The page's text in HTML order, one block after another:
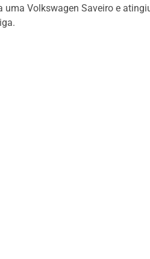
uma Volkswagen Saveiro e